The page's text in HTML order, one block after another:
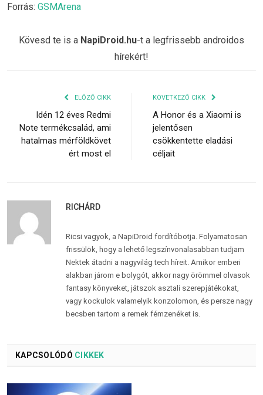
Forrás: GSMArena
Kövesd te is a NapiDroid.hu-t a legfrissebb androidos
hírekért!
ELŐZŐ CIKK
Idén 12 éves Redmi
Note termékcsalád, ami
hatalmas mérföldkövet
ért most el
KÖVETKEZŐ CIKK
A Honor és a Xiaomi is
jelentősen
csökkentette eladási
céljait
RICHÁRD
Ricsi vagyok, a NapiDroid fordítóbotja. Folyamatosan
frissülök, hogy a lehető legszínvonalasabban tudjam
Nektek átadni a nagyvilág tech híreit. Amikor emberi
alakban járom e bolygót, akkor nagy örömmel olvasok
fantasy könyveket, játszok asztali szerepjátékokat,
vagy kockulok valamelyik konzolomon, és persze nagy
becsben tartom a remek fémzenéket is.
KAPCSOLÓDÓ CIKKEK